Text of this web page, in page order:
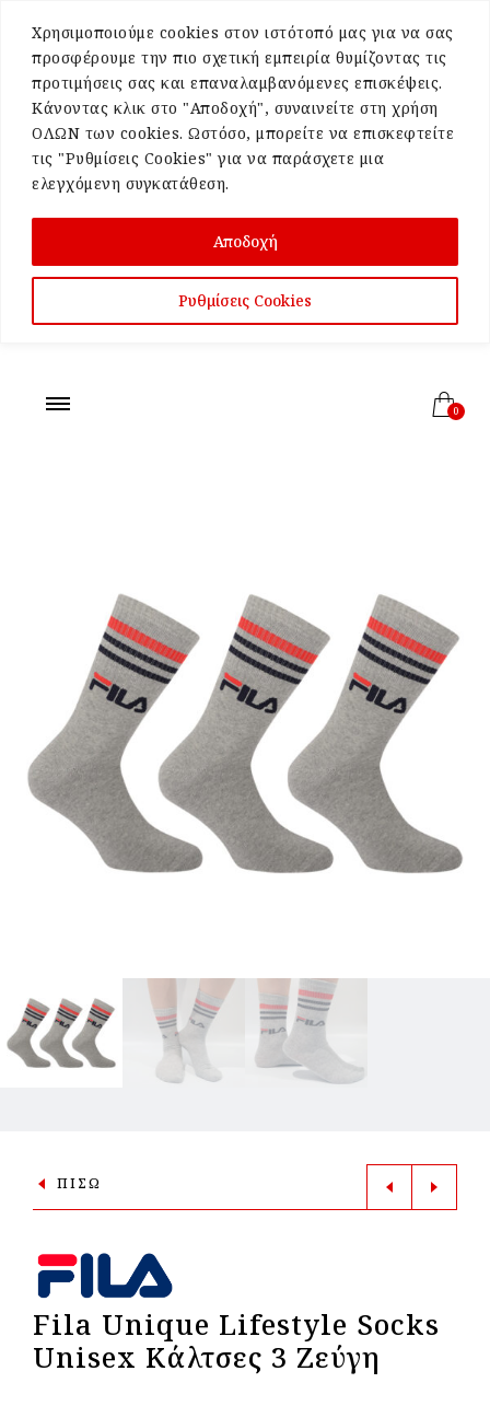
Χρησιμοποιούμε cookies στον ιστότοπό μας για να σας
προσφέρουμε την πιο σχετική εμπειρία θυμίζοντας τις
προτιμήσεις σας και επαναλαμβανόμενες επισκέψεις.
Κάνοντας κλικ στο "Αποδοχή", συναινείτε στη χρήση
ΟΛΩΝ των cookies. Ωστόσο, μπορείτε να επισκεφτείτε
τις "Ρυθμίσεις Cookies" για να παράσχετε μια
ελεγχόμενη συγκατάθεση.
Ρυθμίσεις Cookies
Αποδοχή
0
ΠΙΣΩ
Fila Unique Lifestyle Socks
Unisex Κάλτσες 3 Ζεύγη